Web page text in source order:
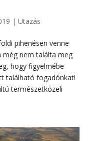
| Utazás
pihenésen venne
még nem találta meg
hogy figyelmébe
található fogadónkat!
természetközeli